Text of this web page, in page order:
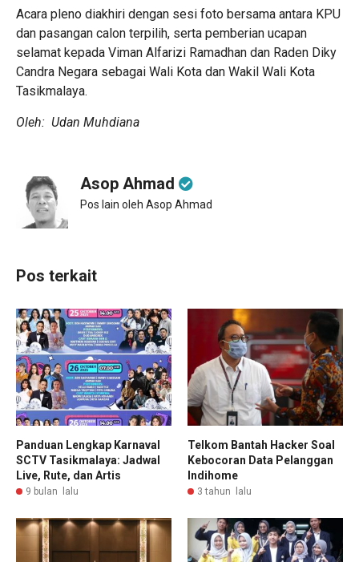
Acara pleno diakhiri dengan sesi foto bersama antara KPU
dan pasangan calon terpilih, serta pemberian ucapan
selamat kepada Viman Alfarizi Ramadhan dan Raden Diky
Candra Negara sebagai Wali Kota dan Wakil Wali Kota
Tasikmalaya.
Oleh: Udan Muhdiana
Asop Ahmad
Pos lain oleh Asop Ahmad
Pos terkait
Panduan Lengkap Karnaval
SCTV Tasikmalaya: Jadwal
Live, Rute, dan Artis
9 bulan lalu
Telkom Bantah Hacker Soal
Kebocoran Data Pelanggan
Indihome
3 tahun lalu